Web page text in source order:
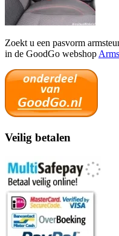
Zoekt u een pasvorm
in de GoodGo webshop
Veilig betalen